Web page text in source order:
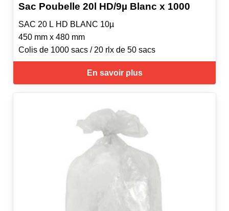
Sac Poubelle 20l HD/9µ Blanc x 1000
SAC 20 L HD BLANC 10µ
450 mm x 480 mm
Colis de 1000 sacs / 20 rlx de 50 sacs
En savoir plus